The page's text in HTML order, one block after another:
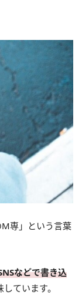
専」という言葉
などで書き込
ています。